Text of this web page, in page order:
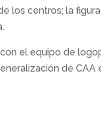
los centros; la
el equipo de
de CAA